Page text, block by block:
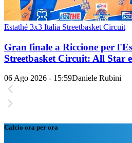
Estathé 3x3 Italia Streetbasket Circuit
Gran finale a Riccione per
Streetbasket Circuit: All Star
06 Ago 2026 - 15:59Daniele Rubini
Calcio ora per ora